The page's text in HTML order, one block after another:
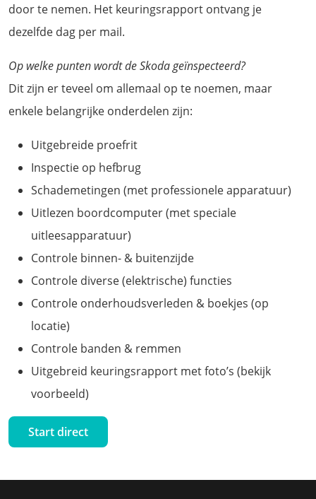
door te nemen. Het keuringsrapport ontvang je
dezelfde dag per mail.
Op welke punten wordt de Skoda geïnspecteerd?
Dit zijn er teveel om allemaal op te noemen, maar
enkele belangrijke onderdelen zijn:
Uitgebreide proefrit
Inspectie op hefbrug
Schademetingen (met professionele apparatuur)
Uitlezen boordcomputer (met speciale
uitleesapparatuur)
Controle binnen- & buitenzijde
Controle diverse (elektrische) functies
Controle onderhoudsverleden & boekjes (op
locatie)
Controle banden & remmen
Uitgebreid keuringsrapport met foto’s (bekijk
voorbeeld)
Start direct